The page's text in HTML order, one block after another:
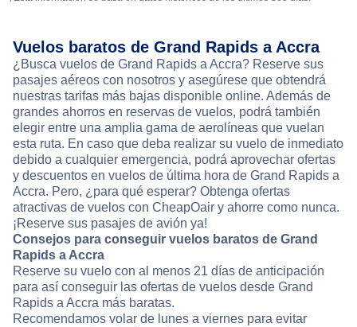
Vuelos baratos de Grand Rapids a Accra
¿Busca vuelos de Grand Rapids a Accra? Reserve sus
pasajes aéreos con nosotros y asegúrese que obtendrá
nuestras tarifas más bajas disponible online. Además de
grandes ahorros en reservas de vuelos, podrá también
elegir entre una amplia gama de aerolíneas que vuelan
esta ruta. En caso que deba realizar su vuelo de inmediato
debido a cualquier emergencia, podrá aprovechar ofertas
y descuentos en vuelos de última hora de Grand Rapids a
Accra. Pero, ¿para qué esperar? Obtenga ofertas
atractivas de vuelos con CheapOair y ahorre como nunca.
¡Reserve sus pasajes de avión ya!
Consejos para conseguir vuelos baratos de Grand
Rapids a Accra
Reserve su vuelo con al menos 21 días de anticipación
para así conseguir las ofertas de vuelos desde Grand
Rapids a Accra más baratas.
Recomendamos volar de lunes a viernes para evitar